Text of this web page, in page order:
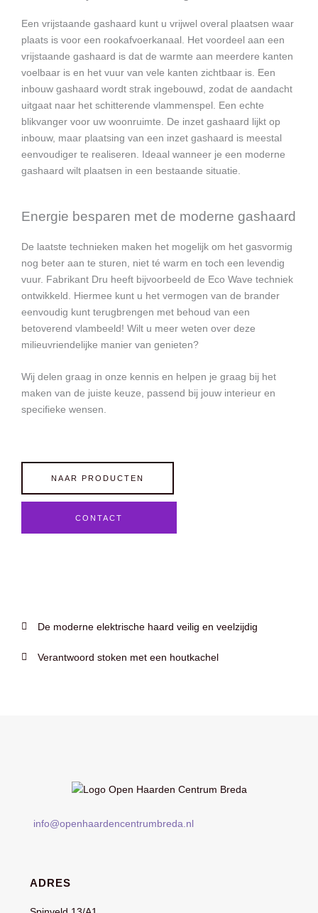
Een vrijstaande gashaard kunt u vrijwel overal plaatsen waar
plaats is voor een rookafvoerkanaal. Het voordeel aan een
vrijstaande gashaard is dat de warmte aan meerdere kanten
voelbaar is en het vuur van vele kanten zichtbaar is. Een
inbouw gashaard wordt strak ingebouwd, zodat de aandacht
uitgaat naar het schitterende vlammenspel. Een echte
blikvanger voor uw woonruimte. De inzet gashaard lijkt op
inbouw, maar plaatsing van een inzet gashaard is meestal
eenvoudiger te realiseren. Ideaal wanneer je een moderne
gashaard wilt plaatsen in een bestaande situatie.
Energie besparen met de moderne gashaard
De laatste technieken maken het mogelijk om het gasvormig
nog beter aan te sturen, niet té warm en toch een levendig
vuur. Fabrikant Dru heeft bijvoorbeeld de Eco Wave techniek
ontwikkeld. Hiermee kunt u het vermogen van de brander
eenvoudig kunt terugbrengen met behoud van een
betoverend vlambeeld! Wilt u meer weten over deze
milieuvriendelijke manier van genieten?
Wij delen graag in onze kennis en helpen je graag bij het
maken van de juiste keuze, passend bij jouw interieur en
specifieke wensen.
NAAR PRODUCTEN
CONTACT
De moderne elektrische haard veilig en veelzijdig
Verantwoord stoken met een houtkachel
info@openhaardencentrumbreda.nl
ADRES